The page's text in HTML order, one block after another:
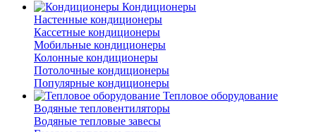
Кондиционеры
Настенные кондиционеры
Кассетные кондиционеры
Мобильные кондиционеры
Колонные кондиционеры
Потолочные кондиционеры
Популярные кондиционеры
Тепловое оборудование
Водяные тепловентиляторы
Водяные тепловые завесы